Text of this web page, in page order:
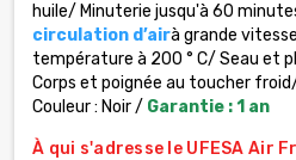
huile/ Minuterie jusqu'à 60
circulation d’airà grande
température à 200 ° C/ Seau et
Corps et poignée au toucher
Couleur : Noir / Garantie : 1 an
À qui s'adresse le UFESA Air